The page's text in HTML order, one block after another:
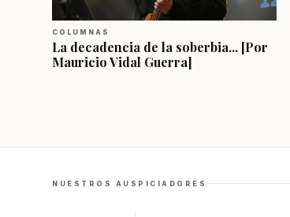
COLUMNAS
La decadencia de la soberbia... [Por
Mauricio Vidal Guerra]
NUESTROS AUSPICIADORES